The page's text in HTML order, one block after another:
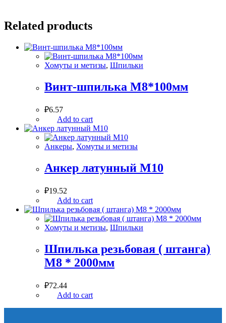
Related products
Хомуты и метизы, Шпильки
Винт-шпилька М8*100мм
₽6.57
Add to cart
Анкеры, Хомуты и метизы
Анкер латунный М10
₽19.52
Add to cart
Хомуты и метизы, Шпильки
Шпилька резьбовая ( штанга)
М8 * 2000мм
₽72.44
Add to cart